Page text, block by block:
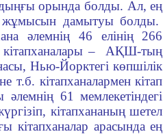
орында болды. Ал, ең
жұмысын дамытуы болды.
әлемнің 46 елінің 266
кітапханалары – АҚШ-тың
Нью-Йорктегі көпшілік
т.б. кітапханалармен кітап
61 мемлекетіндегі
кітапхананың шетел
кітапханалар арасында ең